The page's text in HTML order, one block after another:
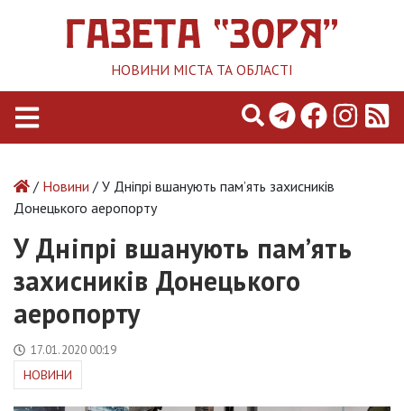
НОВИНИ МІСТА ТА ОБЛАСТІ
/ Новини / У Дніпрі вшанують пам’ять захисників
Донецького аеропорту
У Дніпрі вшанують пам’ять
захисників Донецького
аеропорту
17.01.2020 00:19
НОВИНИ